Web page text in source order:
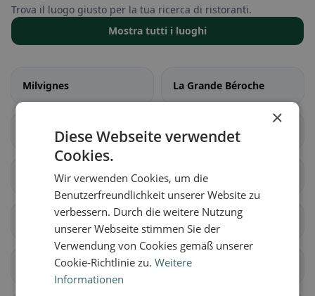
Trova il luogo giusto per la tua ricerca di ristoranti.
Mostra tutti i luoghi
Milvignes La Grande Béroche
La Chaux-de-Fonds Les Planchettes
La Sagne La Brévine
Le Cerneux-Péquignot La Chaux-du-Milieu
Le Locle Les Ponts-de-Martel
×
Diese Webseite verwendet
Cookies.
Wir verwenden Cookies, um die
Benutzerfreundlichkeit unserer Website zu
verbessern. Durch die weitere Nutzung
unserer Webseite stimmen Sie der
Verwendung von Cookies gemäß unserer
Cookie-Richtlinie zu.Weitere
Informationen